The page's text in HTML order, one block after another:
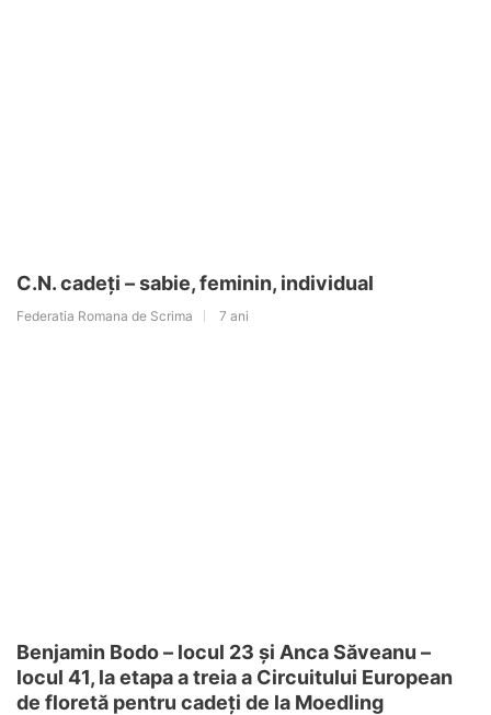
C.N. cadeți – sabie, feminin, individual
Federatia Romana de Scrima 7 ani
Benjamin Bodo – locul 23 și Anca Săveanu –
locul 41, la etapa a treia a Circuitului European
de floretă pentru cadeți de la Moedling